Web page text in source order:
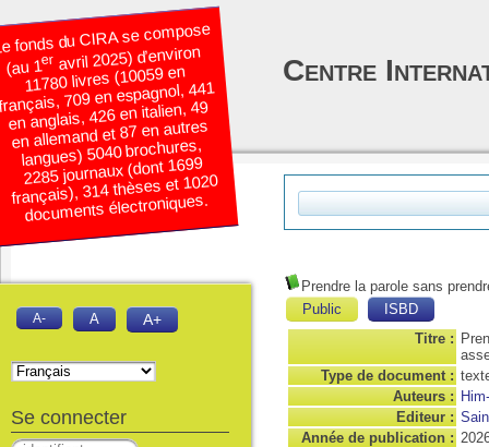
Prendre la parole sans
Public
ISBD
Titre :
Type de document :
Auteurs :
Editeur :
Année de publication :
fonds du CIRA se compose
(au 1eravril 2025) d’environ
11780 livres (10059 en
709 en espagnol, 441
en anglais, 426 en italien, 49
en allemand et 87 en autres
langues) 5040 brochures,
2285 journaux (dont 1699
français), 314 thèses et 1020
documents électroniques.
Centre
A- A A+
Se connecter